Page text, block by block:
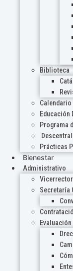
Biblioteca
Educación
Programa
Prácticas
Bienestar
Administrativo
Secretaría
Evaluación